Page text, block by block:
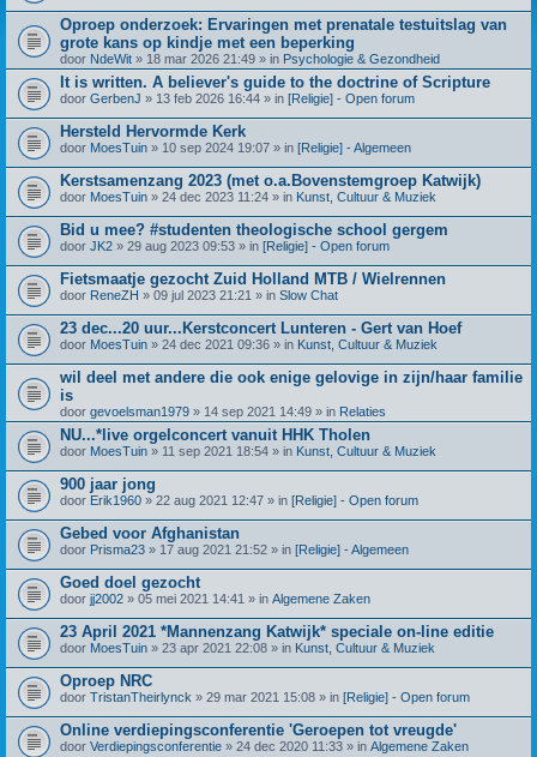
Oproep onderzoek: Ervaringen met prenatale testuitslag van
grote kans op kindje met een beperking
door NdeWit » 18 mar 2026 21:49 » in Psychologie & Gezondheid
It is written. A believer's guide to the doctrine of Scripture
door GerbenJ » 13 feb 2026 16:44 » in [Religie] - Open forum
Hersteld Hervormde Kerk
door MoesTuin » 10 sep 2024 19:07 » in [Religie] - Algemeen
Kerstsamenzang 2023 (met o.a.Bovenstemgroep Katwijk)
door MoesTuin » 24 dec 2023 11:24 » in Kunst, Cultuur & Muziek
Bid u mee? #studenten theologische school gergem
door JK2 » 29 aug 2023 09:53 » in [Religie] - Open forum
Fietsmaatje gezocht Zuid Holland MTB / Wielrennen
door ReneZH » 09 jul 2023 21:21 » in Slow Chat
23 dec...20 uur...Kerstconcert Lunteren - Gert van Hoef
door MoesTuin » 24 dec 2021 09:36 » in Kunst, Cultuur & Muziek
wil deel met andere die ook enige gelovige in zijn/haar familie
is
door gevoelsman1979 » 14 sep 2021 14:49 » in Relaties
NU...*live orgelconcert vanuit HHK Tholen
door MoesTuin » 11 sep 2021 18:54 » in Kunst, Cultuur & Muziek
900 jaar jong
door Erik1960 » 22 aug 2021 12:47 » in [Religie] - Open forum
Gebed voor Afghanistan
door Prisma23 » 17 aug 2021 21:52 » in [Religie] - Algemeen
Goed doel gezocht
door jj2002 » 05 mei 2021 14:41 » in Algemene Zaken
23 April 2021 *Mannenzang Katwijk* speciale on-line editie
door MoesTuin » 23 apr 2021 22:08 » in Kunst, Cultuur & Muziek
Oproep NRC
door TristanTheirlynck » 29 mar 2021 15:08 » in [Religie] - Open forum
Online verdiepingsconferentie 'Geroepen tot vreugde'
door Verdiepingsconferentie » 24 dec 2020 11:33 » in Algemene Zaken